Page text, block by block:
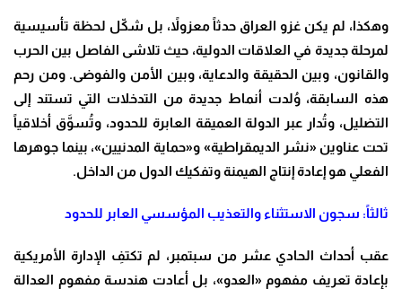
وهكذا، لم يكن غزو العراق حدثاً معزولاً، بل شكّل لحظة تأسيسية
لمرحلة جديدة في العلاقات الدولية، حيث تلاشى الفاصل بين الحرب
والقانون، وبين الحقيقة والدعاية، وبين الأمن والفوضى. ومن رحم
هذه السابقة، وُلدت أنماط جديدة من التدخلات التي تستند إلى
التضليل، وتُدار عبر الدولة العميقة العابرة للحدود، وتُسوَّق أخلاقياً
تحت عناوين «نشر الديمقراطية» و«حماية المدنيين»، بينما جوهرها
الفعلي هو إعادة إنتاج الهيمنة وتفكيك الدول من الداخل.
ثالثاً: سجون الاستثناء والتعذيب المؤسسي العابر للحدود
عقب أحداث الحادي عشر من سبتمبر، لم تكتفِ الإدارة الأمريكية
بإعادة تعريف مفهوم «العدو»، بل أعادت هندسة مفهوم العدالة